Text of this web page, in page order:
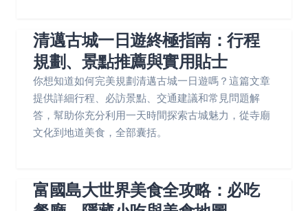
清邁古城一日遊終極指南：行程
規劃、景點推薦與實用貼士
你想知道如何完美規劃清邁古城一日遊嗎？這篇文章
提供詳細行程、必訪景點、交通建議和常見問題解
答，幫助你充分利用一天時間探索古城魅力，從寺廟
文化到地道美食，全部囊括。
富國島大世界美食全攻略：必吃